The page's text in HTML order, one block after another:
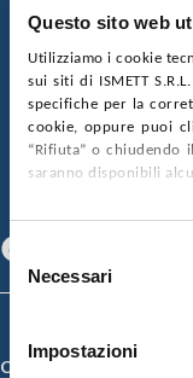
Questo sito web
Utilizziamo i cookie
sui siti di ISMETT
specifiche per la
cookie, oppure puoi
“Rifiuta” o chiudendo
saranno disponibili
Selezione
delNecessari
Impostazioni
nr. REA PA-201818 P.I.
SOCIETÀ
GARE E
SOSTIENICI
CONTATTI
Specializzazione)
Credits